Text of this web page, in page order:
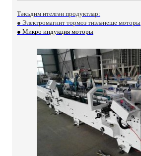
Тәкъдим ителгән продуктлар:
● Электромагнит тормоз тизләнеше моторы
● Микро индукция моторы